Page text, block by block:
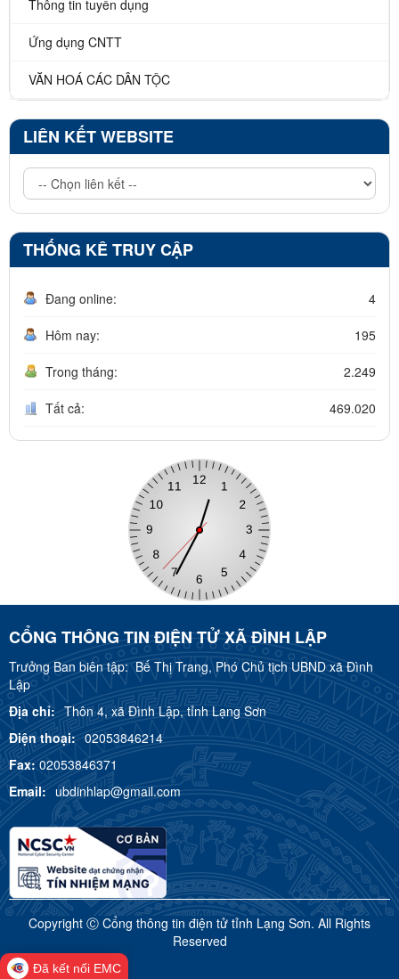
Thông tin tuyển dụng
Ứng dụng CNTT
VĂN HOÁ CÁC DÂN TỘC
LIÊN KẾT WEBSITE
THỐNG KÊ TRUY CẬP
Đang online: 4
Hôm nay: 195
Trong tháng: 2.249
Tất cả: 469.020
CỔNG THÔNG TIN ĐIỆN TỬ XÃ ĐÌNH LẬP
Trưởng Ban biên tập:Bế Thị Trang, Phó Chủ tịch UBND xã Đình
Lập
Địa chỉ: Thôn 4, xã Đình Lập, tỉnh Lạng Sơn
Điện thoại: 02053846214
Fax:02053846371
Email: ubdinhlap@gmail.com
Copyright Ⓒ Cổng thông tin điện tử tỉnh Lạng Sơn. All Rights
Reserved
Đã kết nối EMC